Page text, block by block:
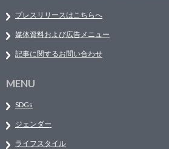
プレスリリースはこちらへ
媒体資料および広告メニュー
記事に関するお問い合わせ
MENU
SDGs
ジェンダー
ライフスタイル